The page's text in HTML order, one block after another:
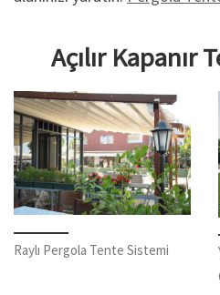
Açılır Kapanır
Raylı Pergola Tente Sistemi